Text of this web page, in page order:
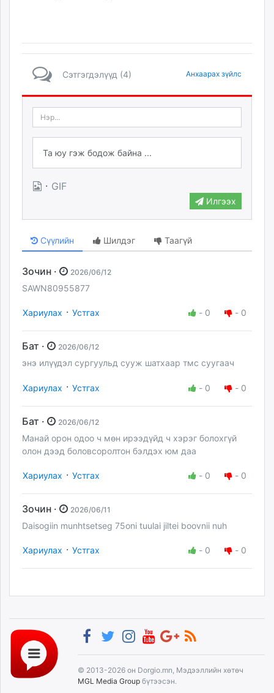
toim.mn
tac.mn
paparazzi.mn
unread.today
Сэтгэгдэлүүд (4) Анхаарах зүйлс
· GIF
Илгээх
Сүүлийн Шилдэг Таагүй
Зочин · 2026/06/12
SAWN80955877
Хариулах · Устгах - 0 - 0
Бат · 2026/06/12
энэ илүүдэл сургуульд сууж шатхаар тмс суугаач
Хариулах · Устгах - 0 - 0
Бат · 2026/06/12
Манай орон одоо ч мөн ирээдүйд ч хэрэг болохгүй
олон дээд боловсоролтон бэлдэх юм даа
Хариулах · Устгах - 0 - 0
Зочин · 2026/06/11
Daisogiin munhtsetseg 75oni tuulai jiltei boovnii nuh
Хариулах · Устгах - 0 - 0
© 2013-2026 он Dorgio.mn, Мэдээллийн хөтөч
MGL Media Group бүтээсэн.